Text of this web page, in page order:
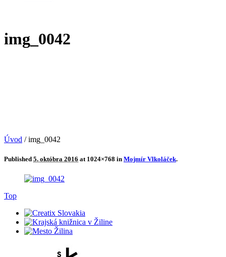
img_0042
Úvod /img_0042
Published 5. októbra 2016 at 1024×768 in Mojmír Vlkoláček.
Top